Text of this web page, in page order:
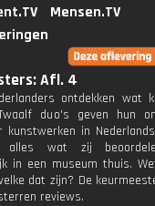
Mensen.TV
Afl. 4
ontdekken wat
duo's geven hun
kunstwerken in
alles wat zij
in een museum thuis.
dat zijn? De
reviews.